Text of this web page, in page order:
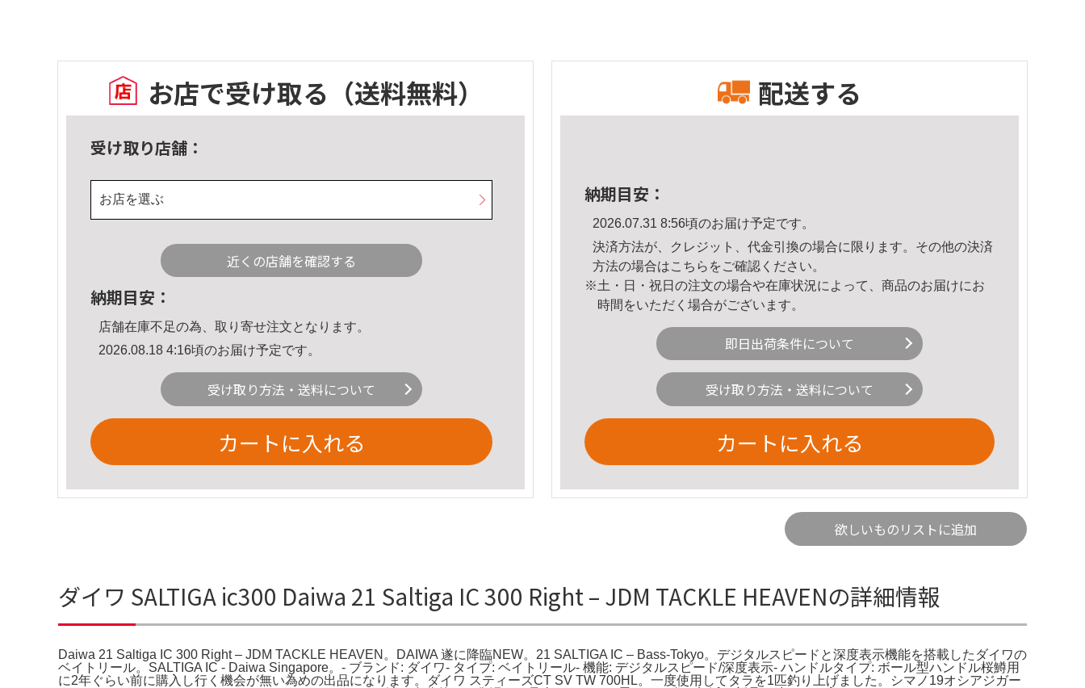
お店で受け取る （送料無料）
受け取り店舗：
お店を選ぶ
近くの店舗を確認する
納期目安：
店舗在庫不足の為、取り寄せ注文となります。
2026.08.18 4:16頃のお届け予定です。
受け取り方法・送料について
カートに入れる
配送する
納期目安：
2026.07.31 8:56頃のお届け予定です。
決済方法が、クレジット、代金引換の場合に限ります。その他の決済
方法の場合はこちら をご確認ください。
※土・日・祝日の注文の場合や在庫状況によって、商品のお届けにお
時間をいただく場合がございます。
即日出荷条件について
受け取り方法・送料について
カートに入れる
欲しいものリストに追加
ダイワ SALTIGA ic300 Daiwa 21 Saltiga IC 300 Right – JDM TACKLE HEAVENの詳細情報
Daiwa 21 Saltiga IC 300 Right – JDM TACKLE HEAVEN。DAIWA 遂に降臨NEW。21 SALTIGA IC – Bass-Tokyo。デジタルスピードと深度表示機能を搭載したダイワの
ベイトリール。SALTIGA IC - Daiwa Singapore。- ブランド: ダイワ- タイプ: ベイトリール- 機能: デジタルスピード/深度表示- ハンドルタイプ: ボール型ハンドル桜鱒用
に2年ぐらい前に購入し行く機会が無い為めの出品になります。ダイワ スティーズCT SV TW 700HL。一度使用してタラを1匹釣り上げました。シマノ19オシアジガー